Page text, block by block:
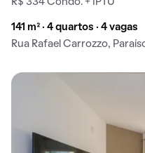
141 m² · 4 quartos · 4 vagas
Rua Rafael Carrozzo,